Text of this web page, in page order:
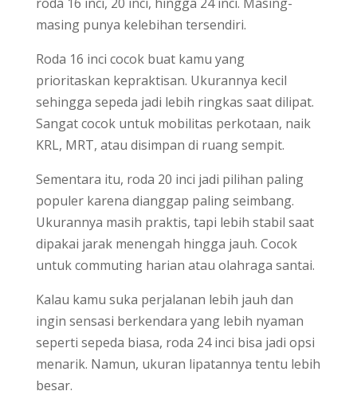
masing punya kelebihan tersendiri.
Roda 16 inci cocok buat kamu yang
prioritaskan kepraktisan. Ukurannya kecil
sehingga sepeda jadi lebih ringkas saat dilipat.
Sangat cocok untuk mobilitas perkotaan, naik
KRL, MRT, atau disimpan di ruang sempit.
Sementara itu, roda 20 inci jadi pilihan paling
populer karena dianggap paling seimbang.
Ukurannya masih praktis, tapi lebih stabil saat
dipakai jarak menengah hingga jauh. Cocok
untuk commuting harian atau olahraga santai.
Kalau kamu suka perjalanan lebih jauh dan
ingin sensasi berkendara yang lebih nyaman
seperti sepeda biasa, roda 24 inci bisa jadi opsi
menarik. Namun, ukuran lipatannya tentu lebih
besar.